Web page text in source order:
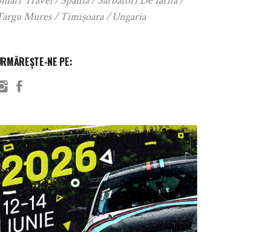
Mures
Timișoara Ungaria
NE PE: